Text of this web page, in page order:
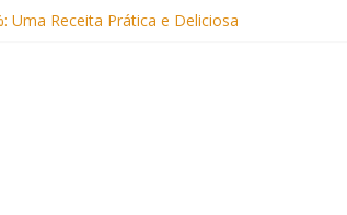
(Sem Forno, Fácil e Fofinho)
Açúcar e com Leite Vegetal)
e Boa para o Intestino
Alulose)